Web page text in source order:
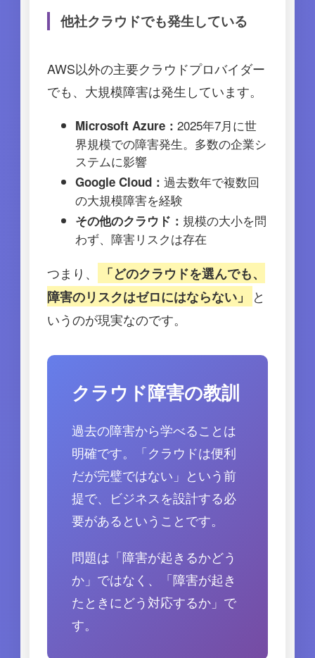
他社クラウドでも発生している
AWS以外の主要クラウドプロバイダー
でも、大規模障害は発生しています。
Microsoft Azure：2025年7月に世
界規模での障害発生。多数の企業シ
ステムに影響
Google Cloud：過去数年で複数回
の大規模障害を経験
その他のクラウド： 規模の大小を問
わず、障害リスクは存在
つまり、
「どのクラウドを選んでも、
障害のリスクはゼロにはならない」
と
いうのが現実なのです。
クラウド障害の教訓
過去の障害から学べることは
明確です。「クラウドは便利
だが完璧ではない」という前
提で、ビジネスを設計する必
要があるということです。
問題は「障害が起きるかどう
か」ではなく、「障害が起き
たときにどう対応するか」で
す。